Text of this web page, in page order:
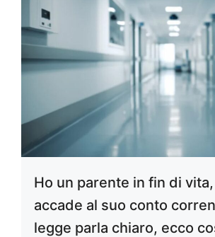
Ho un parente in fin di
accade al suo conto
legge parla chiaro, ecco